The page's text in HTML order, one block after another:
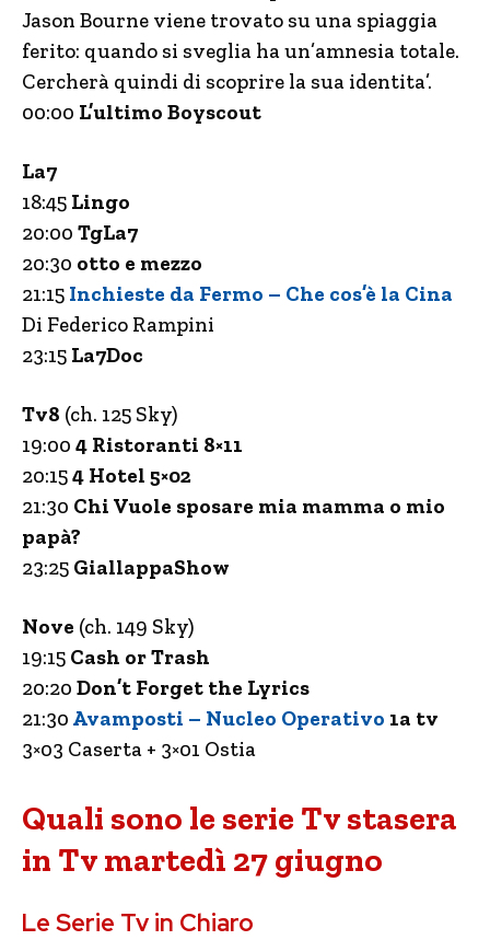
Jason Bourne viene trovato su una spiaggia
ferito: quando si sveglia ha un’amnesia totale.
Cercherà quindi di scoprire la sua identita’.
00:00 L’ultimo Boyscout
La7
18:45 Lingo
20:00 TgLa7
20:30 otto e mezzo
21:15 Inchieste da Fermo – Che cos’è la Cina
Di Federico Rampini
23:15 La7Doc
Tv8 (ch. 125 Sky)
19:00 4 Ristoranti 8×11
20:154 Hotel 5×02
21:30 Chi Vuole sposare mia mamma o mio
papà?
23:25 GiallappaShow
Nove (ch. 149 Sky)
19:15 Cash or Trash
20:20 Don’t Forget the Lyrics
21:30 Avamposti – Nucleo Operativo 1a tv
3×03 Caserta + 3×01 Ostia
Quali sono le serie Tv stasera
in Tv martedì 27 giugno
Le Serie Tv in Chiaro